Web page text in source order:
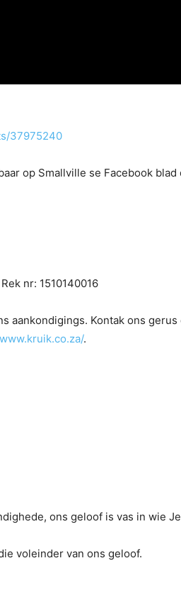
37975240
op Smallville se Facebook
nr: 1510140016
aankondigings. Kontak ons
.
ons geloof is vas in wie
voleinder van ons geloof.